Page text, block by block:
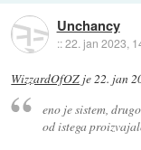
Unchancy
::22. jan 2023,
WizzardOfOZ je22. jan
eno je sistem,
od istega